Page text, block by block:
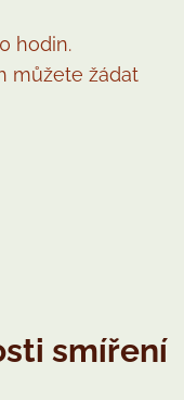
hodin.
můžete žádat
smíření